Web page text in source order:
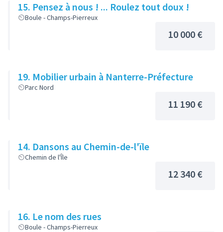
15. Pensez à nous ! ... Roulez tout doux !
Boule - Champs-Pierreux
10 000 €
19. Mobilier urbain à Nanterre-Préfecture
Parc Nord
11 190 €
14. Dansons au Chemin-de-l'ïle
Chemin de l'Île
12 340 €
16. Le nom des rues
Boule - Champs-Pierreux